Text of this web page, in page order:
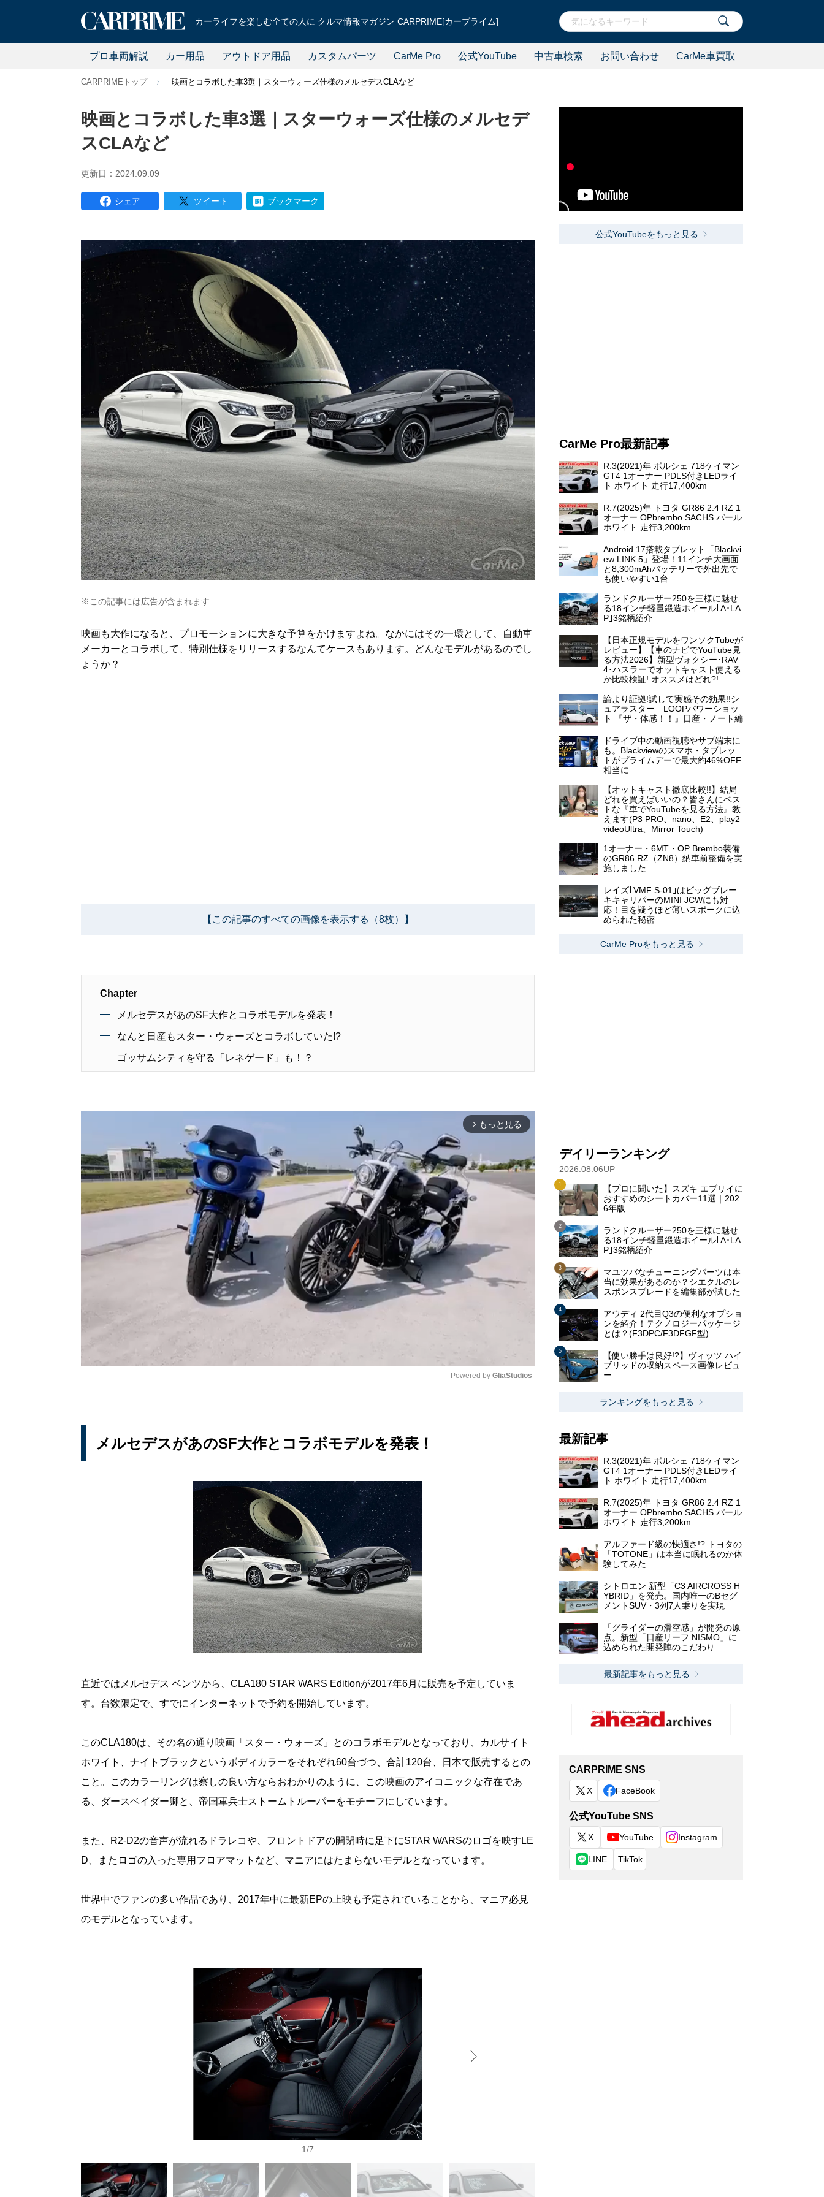
カーライフを楽しむ全ての人に クルマ情報マガジン CARPRIME[カープライム]
プロ車両解説 カー用品 アウトドア用品 カスタムパーツ CarMe Pro 公式YouTube 中古車検索 お問い合わせ CarMe車買取
CARPRIMEトップ 映画とコラボした車3選｜スターウォーズ仕様のメルセデスCLAなど
映画とコラボした車3選｜スターウォーズ仕様のメルセデ
スCLAなど
更新日：2024.09.09
シェア ツイート ブックマーク
※この記事には広告が含まれます
映画も大作になると、プロモーションに大きな予算をかけますよね。なかにはその一環として、自動車
メーカーとコラボして、特別仕様をリリースするなんてケースもあります。どんなモデルがあるのでし
ょうか？
【この記事のすべての画像を表示する（8枚）】
Chapter
メルセデスがあのSF大作とコラボモデルを発表！
なんと日産もスター・ウォーズとコラボしていた!?
ゴッサムシティを守る「レネゲード」も！？
arrow_forward_ios もっと見る
Powered by GliaStudios
メルセデスがあのSF大作とコラボモデルを発表！
直近ではメルセデス ベンツから、CLA180 STAR WARS Editionが2017年6月に販売を予定していま
す。台数限定で、すでにインターネットで予約を開始しています。
このCLA180は、その名の通り映画「スター・ウォーズ」とのコラボモデルとなっており、カルサイト
ホワイト、ナイトブラックというボディカラーをそれぞれ60台づつ、合計120台、日本で販売するとの
こと。このカラーリングは察しの良い方ならおわかりのように、この映画のアイコニックな存在であ
る、ダースベイダー卿と、帝国軍兵士ストームトルーパーをモチーフにしています。
また、R2-D2の音声が流れるドラレコや、フロントドアの開閉時に足下にSTAR WARSのロゴを映すLE
D、またロゴの入った専用フロアマットなど、マニアにはたまらないモデルとなっています。
世界中でファンの多い作品であり、2017年中に最新EPの上映も予定されていることから、マニア必見
のモデルとなっています。
1/7
公式YouTubeをもっと見る
CarMe Pro最新記事
R.3(2021)年 ポルシェ 718ケイマン
GT4 1オーナー PDLS付きLEDライ
ト ホワイト 走行17,400km
R.7(2025)年 トヨタ GR86 2.4 RZ 1
オーナー OPbrembo SACHS パール
ホワイト 走行3,200km
Android 17搭載タブレット「Blackvi
ew LINK 5」登場！11インチ大画面
と8,300mAhバッテリーで外出先で
も使いやすい1台
ランドクルーザー250を三様に魅せ
る18インチ軽量鍛造ホイール｢A･LA
P｣3銘柄紹介
【日本正規モデルをワンソクTubeが
レビュー】【車のナビでYouTube見
る方法2026】新型ヴォクシー･RAV
4･ハスラーでオットキャスト使える
か比較検証! オススメはどれ?!
論より証拠!試して実感その効果!!シ
ュアラスター LOOPパワーショッ
ト 『ザ・体感！！』日産・ノート編
ドライブ中の動画視聴やサブ端末に
も。Blackviewのスマホ・タブレッ
トがプライムデーで最大約46%OFF
相当に
【オットキャスト徹底比較!!】結局
どれを買えばいいの？皆さんにベス
トな『車でYouTubeを見る方法』教
えます(P3 PRO、nano、E2、play2
videoUltra、Mirror Touch)
1オーナー・6MT・OP Brembo装備
のGR86 RZ（ZN8）納車前整備を実
施しました
レイズ｢VMF S-01｣はビッグブレー
キキャリパーのMINI JCWにも対
応！目を疑うほど薄いスポークに込
められた秘密
CarMe Proをもっと見る
デイリーランキング
2026.08.06UP
【プロに聞いた】スズキ エブリイに
おすすめのシートカバー11選｜202
6年版
ランドクルーザー250を三様に魅せ
る18インチ軽量鍛造ホイール｢A･LA
P｣3銘柄紹介
マユツバなチューニングパーツは本
当に効果があるのか？シエクルのレ
スポンスブレードを編集部が試した
アウディ 2代目Q3の便利なオプショ
ンを紹介！テクノロジーパッケージ
とは？(F3DPC/F3DFGF型)
【使い勝手は良好!?】ヴィッツ ハイ
ブリッドの収納スペース画像レビュ
ー
ランキングをもっと見る
最新記事
R.3(2021)年 ポルシェ 718ケイマン
GT4 1オーナー PDLS付きLEDライ
ト ホワイト 走行17,400km
R.7(2025)年 トヨタ GR86 2.4 RZ 1
オーナー OPbrembo SACHS パール
ホワイト 走行3,200km
アルファード級の快適さ!? トヨタの
「TOTONE」は本当に眠れるのか体
験してみた
シトロエン 新型「C3 AIRCROSS H
YBRID」を発売。国内唯一のBセグ
メントSUV・3列7人乗りを実現
「グライダーの滑空感」が開発の原
点。新型「日産リーフ NISMO」に
込められた開発陣のこだわり
最新記事をもっと見る
CARPRIME SNS
X FaceBook
公式YouTube SNS
X YouTube Instagram
LINE TikTok